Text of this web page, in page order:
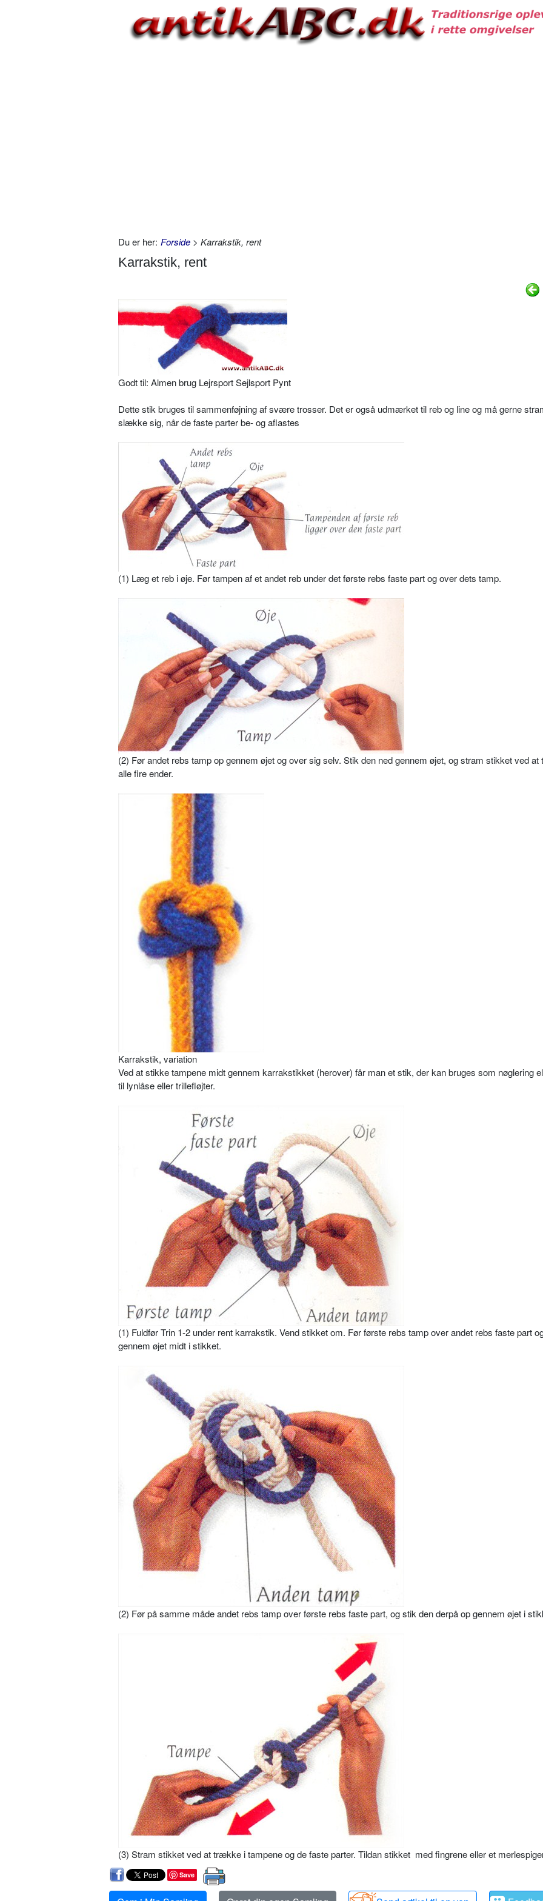
Du er her: Forside > Karrakstik, rent
Karrakstik, rent
Godt til: Almen brug Lejrsport Sejlsport Pynt
Dette stik bruges til sammenføjning af svære trosser. Det er også udmærket til reb og line og må gerne
slække sig, når de faste parter be- og aflastes
(1) Læg et reb i øje. Før tampen af et andet reb under det første rebs faste part og over dets tamp.
(2) Før andet rebs tamp op gennem øjet og over sig selv. Stik den ned gennem øjet, og stram stikket ved
alle fire ender.
Karrakstik, variation
Ved at stikke tampene midt gennem karrakstikket (herover) får man et stik, der kan bruges som nøglering
til lynlåse eller trillefløjter.
(1) Fuldfør Trin 1-2 under rent karrakstik. Vend stikket om. Før første rebs tamp over andet rebs faste part
gennem øjet midt i stikket.
(2) Før på samme måde andet rebs tamp over første rebs faste part, og stik den derpå op gennem øjet i
(3) Stram stikket ved at trække i tampene og de faste parter. Tildan stikket med fingrene eller et
Save